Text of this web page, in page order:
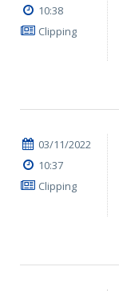
10:38
Clipping
03/11/2022
10:37
Clipping